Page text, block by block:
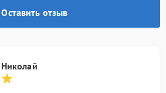
Оставить отзыв